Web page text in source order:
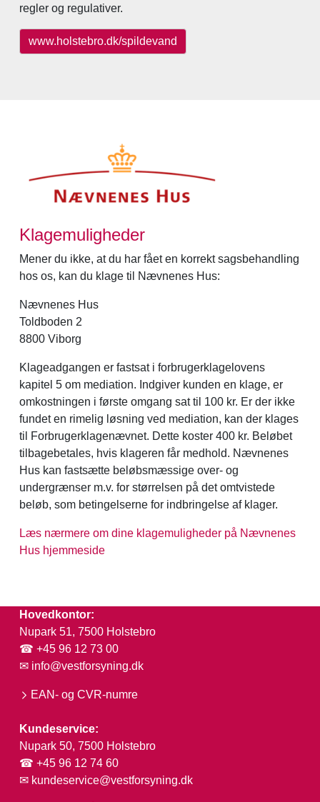
regler og regulativer.
www.holstebro.dk/spildevand
Klagemuligheder
Mener du ikke, at du har fået en korrekt sagsbehandling
hos os, kan du klage til Nævnenes Hus:
Nævnenes Hus
Toldboden 2
8800 Viborg
Klageadgangen er fastsat i forbrugerklagelovens
kapitel 5 om mediation. Indgiver kunden en klage, er
omkostningen i første omgang sat til 100 kr. Er der ikke
fundet en rimelig løsning ved mediation, kan der klages
til Forbrugerklagenævnet. Dette koster 400 kr. Beløbet
tilbagebetales, hvis klageren får medhold. Nævnenes
Hus kan fastsætte beløbsmæssige over- og
undergrænser m.v. for størrelsen på det omtvistede
beløb, som betingelserne for indbringelse af klager.
Læs nærmere om dine klagemuligheder på Nævnenes
Hus hjemmeside
Hovedkontor:
Nupark 51, 7500 Holstebro
☎ +45 96 12 73 00
✉ info@vestforsyning.dk
EAN- og CVR-numre
Kundeservice:
Nupark 50, 7500 Holstebro
☎ +45 96 12 74 60
✉ kundeservice@vestforsyning.dk